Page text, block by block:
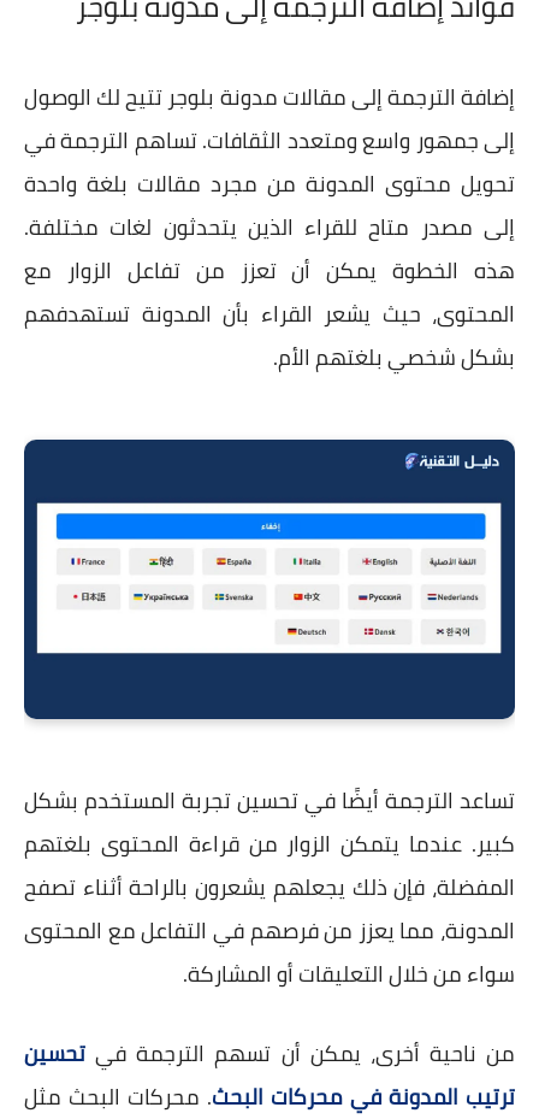
إضافة الترجمة إلى مقالات مدونة بلوجر تتيح لك الوصول
إلى جمهور واسع ومتعدد الثقافات. تساهم الترجمة في
تحويل محتوى المدونة من مجرد مقالات بلغة واحدة
إلى مصدر متاح للقراء الذين يتحدثون لغات مختلفة.
هذه الخطوة يمكن أن تعزز من تفاعل الزوار مع
المحتوى، حيث يشعر القراء بأن المدونة تستهدفهم
بشكل شخصي بلغتهم الأم.
تساعد الترجمة أيضًا في تحسين تجربة المستخدم بشكل
كبير. عندما يتمكن الزوار من قراءة المحتوى بلغتهم
المفضلة، فإن ذلك يجعلهم يشعرون بالراحة أثناء تصفح
المدونة، مما يعزز من فرصهم في التفاعل مع المحتوى
سواء من خلال التعليقات أو المشاركة.
من ناحية أخرى، يمكن أن تسهم الترجمة في تحسين
ترتيب المدونة في محركات البحث. محركات البحث مثل